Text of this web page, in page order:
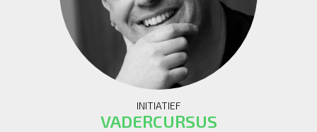
INITIATIEF
VADERCURSUS